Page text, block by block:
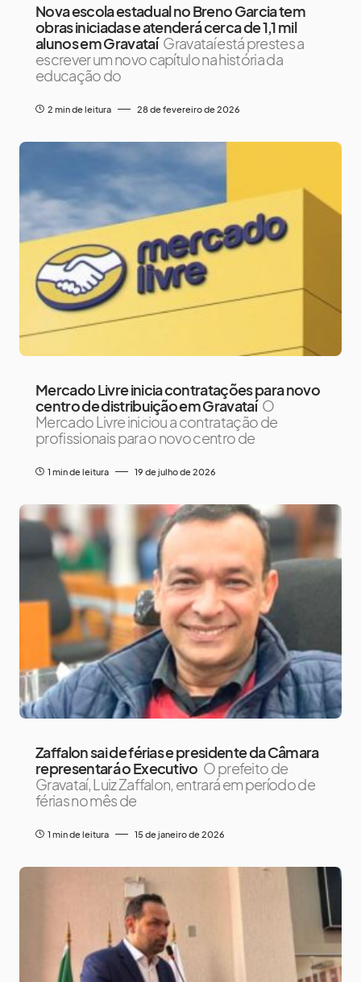
Nova escola estadual no Breno Garcia tem
obras iniciadas e atenderá cerca de 1,1 mil
alunos em Gravataí Gravataí está prestes a
escrever um novo capítulo na história da
educação do
2 min de leitura 28 de fevereiro de 2026
Mercado Livre inicia contratações para novo
centro de distribuição em Gravataí O
Mercado Livre iniciou a contratação de
profissionais para o novo centro de
1 min de leitura 19 de julho de 2026
Zaffalon sai de férias e presidente da Câmara
representará o Executivo O prefeito de
Gravataí, Luiz Zaffalon, entrará em período de
férias no mês de
1 min de leitura 15 de janeiro de 2026